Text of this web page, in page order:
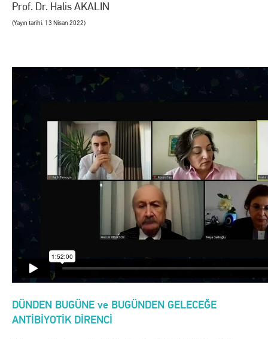
Prof. Dr. Halis AKALIN
(Yayın tarihi: 13 Nisan 2022)
DÜNDEN BUGÜNE ve BUGÜNDEN GELECEĞE
ANTİBİYOTİK DİRENCİ